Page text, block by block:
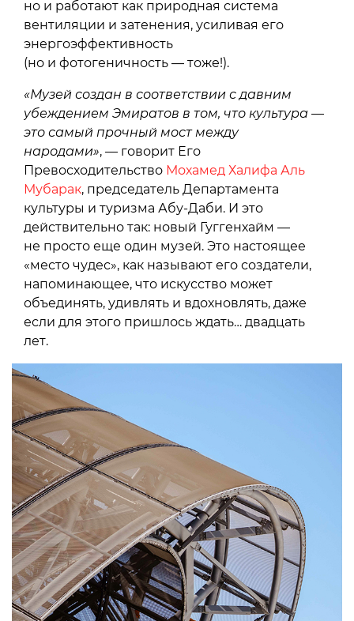
но и работают как природная система
вентиляции и затенения, усиливая его
энергоэффективность
(но и фотогеничность — тоже!).
«Музей создан в соответствии с давним
убеждением Эмиратов в том, что культура —
это самый прочный мост между
народами», — говорит Его
Превосходительство Мохамед Халифа Аль
Мубарак, председатель Департамента
культуры и туризма Абу-Даби. И это
действительно так: новый Гуггенхайм —
не просто еще один музей. Это настоящее
«место чудес», как называют его создатели,
напоминающее, что искусство может
объединять, удивлять и вдохновлять, даже
если для этого пришлось ждать… двадцать
лет.